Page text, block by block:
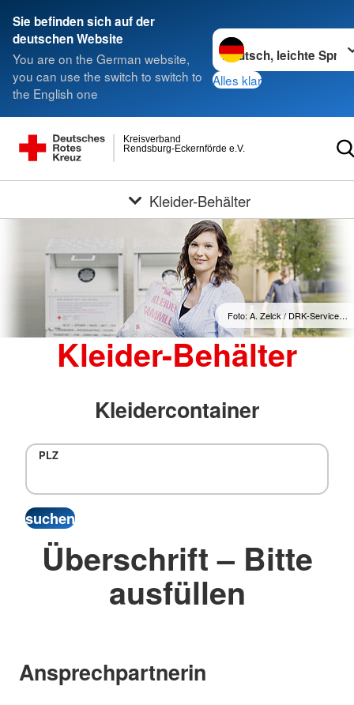
Sie befinden sich auf der
deutschen Website
You are on the German website,
you can use the switch to switch to
the English one
Sprache wechseln zu
Alles klar
Rendsburg-Eckernförde e.V.
Kreisverband
Kleider-Behälter
Foto: A. Zelck / DRK-Service…
Kleider-Behälter
Kleidercontainer
PLZ
Überschrift – Bitte
ausfüllen
Ansprechpartnerin